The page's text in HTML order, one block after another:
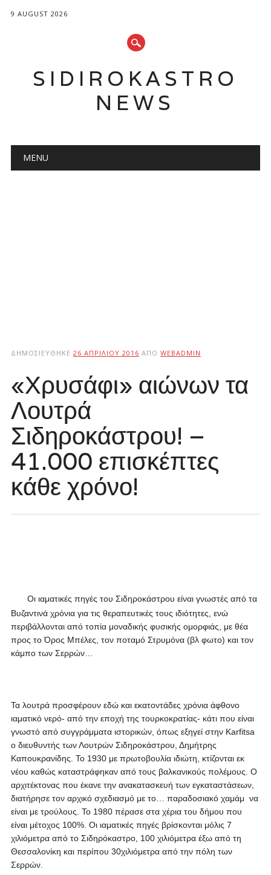
9 AUGUST 2026
SIDIROKASTRO
NEWS
Main menu
MENU
ΔΗΜΟΣΙΕΎΘΗΚΕ 26 ΑΠΡΙΛΊΟΥ 2016 ΑΠΌ WEBADMIN
«Χρυσάφι» αιώνων τα
Λουτρά
Σιδηροκάστρου! –
41.000 επισκέπτες
κάθε χρόνο!
Οι ιαματικές πηγές του Σιδηροκάστρου είναι γνωστές από τα
Βυζαντινά χρόνια για τις θεραπευτικές τους ιδιότητες, ενώ
περιβάλλονται από τοπία μοναδικής φυσικής ομορφιάς, με θέα
προς το Όρος Μπέλες, τον ποταμό Στρυμόνα (βλ φωτο) και τον
κάμπο των Σερρών…
Τα λουτρά προσφέρουν εδώ και εκατοντάδες χρόνια άφθονο
ιαματικό νερό- από την εποχή της τουρκοκρατίας- κάτι που είναι
γνωστό από συγγράμματα ιστορικών, όπως εξηγεί στην Karfitsa
o διευθυντής των Λουτρών Σιδηροκάστρου, Δημήτρης
Καπουκρανίδης. Το 1930 με πρωτοβουλία ιδιώτη, κτίζονται εκ
νέου καθώς καταστράφηκαν από τους βαλκανικούς πολέμους. Ο
αρχιτέκτονας που έκανε την ανακατασκευή των εγκαταστάσεων,
διατήρησε τον αρχικό σχεδιασμό με το… παραδοσιακό χαμάμ να
είναι με τρούλους. Το 1980 πέρασε στα χέρια του δήμου που
είναι μέτοχος 100%. Οι ιαματικές πηγές βρίσκονται μόλις 7
χιλιόμετρα από το Σιδηρόκαστρο, 100 χιλιόμετρα έξω από τη
Θεσσαλονίκη και περίπου 30χιλιόμετρα από την πόλη των
Σερρών.